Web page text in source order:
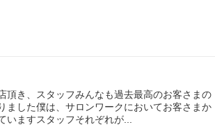
頂き、スタッフみんなも過去最高のお客さまの
ました僕は、サロンワークにおいてお客さまか
ますスタッフそれぞれが...